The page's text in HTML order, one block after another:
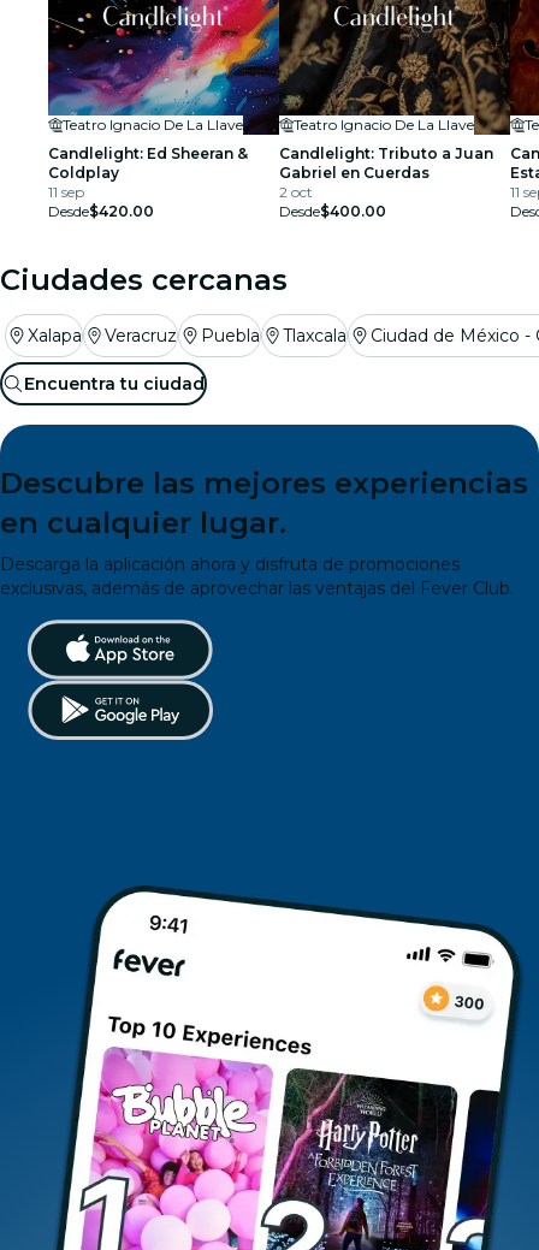
Teatro Ignacio De La Llave
Candlelight: Ed Sheeran &
Coldplay
11 sep
Desde$420.00
Teatro Ignacio De La Llave
Candlelight: Tributo a Juan
Gabriel en Cuerdas
2 oct
Desde$400.00
11
Ciudades cercanas
Xalapa Veracruz Puebla Tlaxcala Ciudad de México -
Encuentra tu ciudad
Descubre las mejores experiencias
en cualquier lugar.
Descarga la aplicación ahora y disfruta de promociones
exclusivas, además de aprovechar las ventajas del Fever Club.